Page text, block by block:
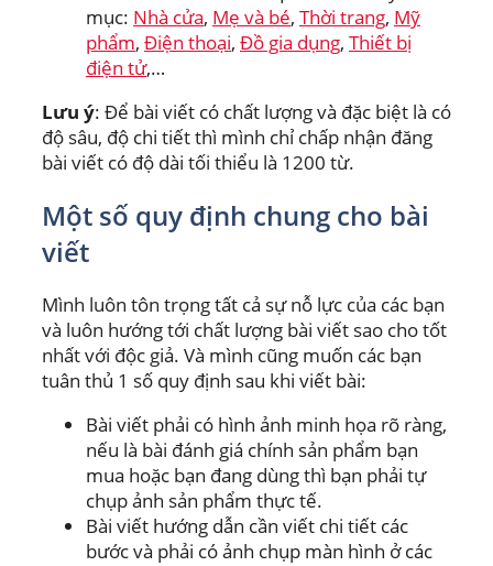
mục: Nhà cửa, Mẹ và bé, Thời trang, Mỹ
phẩm, Điện thoại, Đồ gia dụng, Thiết bị
điện tử,…
Lưu ý: Để bài viết có chất lượng và đặc biệt là có
độ sâu, độ chi tiết thì mình chỉ chấp nhận đăng
bài viết có độ dài tối thiểu là 1200 từ.
Một số quy định chung cho bài
viết
Mình luôn tôn trọng tất cả sự nỗ lực của các bạn
và luôn hướng tới chất lượng bài viết sao cho tốt
nhất với độc giả. Và mình cũng muốn các bạn
tuân thủ 1 số quy định sau khi viết bài:
Bài viết phải có hình ảnh minh họa rõ ràng,
nếu là bài đánh giá chính sản phẩm bạn
mua hoặc bạn đang dùng thì bạn phải tự
chụp ảnh sản phẩm thực tế.
Bài viết hướng dẫn cần viết chi tiết các
bước và phải có ảnh chụp màn hình ở các